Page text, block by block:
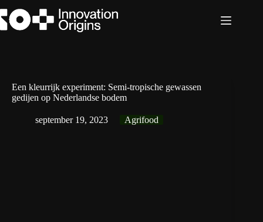
naar
de
Een kleurrijk experiment: Semi-tropische gewassen
gedijen op Nederlandse bodem
september 19, 2023 Agrifood